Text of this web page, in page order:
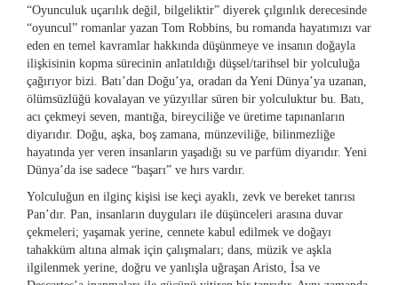
“Oyunculuk uçarılık değil, bilgeliktir” diyerek çılgınlık derecesinde
“oyuncul” romanlar yazan Tom Robbins, bu romanda hayatımızı var
eden en temel kavramlar hakkında düşünmeye ve insanın doğayla
ilişkisinin kopma sürecinin anlatıldığı düşsel/tarihsel bir yolculuğa
çağırıyor bizi. Batı’dan Doğu’ya, oradan da Yeni Dünya’ya uzanan,
ölümsüzlüğü kovalayan ve yüzyıllar süren bir yolculuktur bu. Batı,
acı çekmeyi seven, mantığa, bireyciliğe ve üretime tapınanların
diyarıdır. Doğu, aşka, boş zamana, münzeviliğe, bilinmezliğe
hayatında yer veren insanların yaşadığı su ve parfüm diyarıdır. Yeni
Dünya’da ise sadece “başarı” ve hırs vardır.
Yolculuğun en ilginç kişisi ise keçi ayaklı, zevk ve bereket tanrısı
Pan’dır. Pan, insanların duyguları ile düşünceleri arasına duvar
çekmeleri; yaşamak yerine, cennete kabul edilmek ve doğayı
tahakküm altına almak için çalışmaları; dans, müzik ve aşkla
ilgilenmek yerine, doğru ve yanlışla uğraşan Aristo, İsa ve